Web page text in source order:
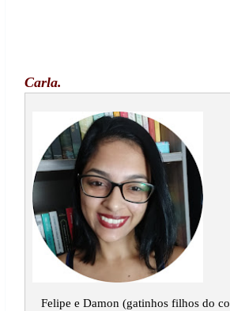
Carla.
Felipe e Damon (gatinhos filhos do